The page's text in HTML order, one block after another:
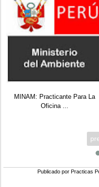
La
MINAM:
Publicado porPracticas